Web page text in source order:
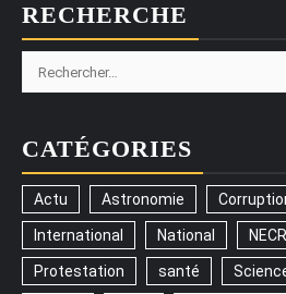
RECHERCHE
Rechercher :
CATÉGORIES
Actu Astronomie
International National
Protestation santé